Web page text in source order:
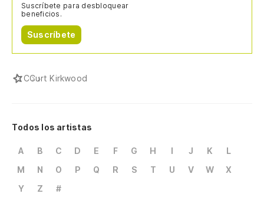
Suscríbete para desbloquear
beneficios.
Suscríbete
CCurt Kirkwood
Todos los artistas
A B C D E F G H I J K
L
M
N O P Q R S T U V W
X
Y
Z #